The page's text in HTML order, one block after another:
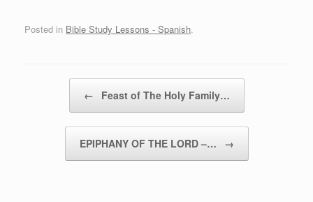
Posted in Bible Study Lessons - Spanish.
← Feast of The Holy Family…
EPIPHANY OF THE LORD –… →